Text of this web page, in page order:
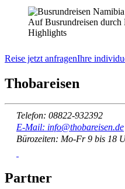
Auf Busrundreisen durch
Highlights
Reise jetzt anfragenIhre
Thobareisen
Telefon: 08822-932392
E-Mail: info@thobareisen.de
Bürozeiten: Mo-Fr 9 bis 18
Partner